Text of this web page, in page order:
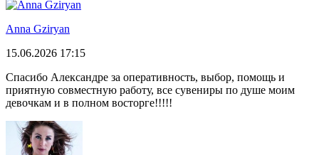
Anna Gziryan
15.06.2026 17:15
Спасибо Александре за оперативность, выбор, помощь и
приятную совместную работу, все сувениры по душе моим
девочкам и в полном восторге!!!!!